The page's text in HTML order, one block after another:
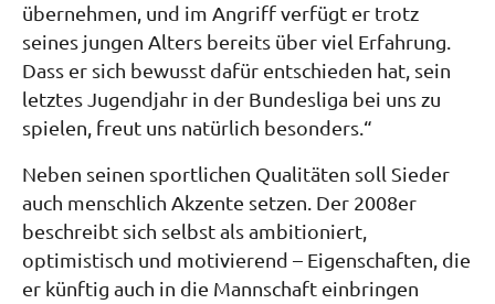
übernehmen, und im Angriff verfügt er trotz
seines jungen Alters bereits über viel Erfahrung.
Dass er sich bewusst dafür entschieden hat, sein
letztes Jugendjahr in der Bundesliga bei uns zu
spielen, freut uns natürlich besonders.“
Neben seinen sportlichen Qualitäten soll Sieder
auch menschlich Akzente setzen. Der 2008er
beschreibt sich selbst als ambitioniert,
optimistisch und motivierend – Eigenschaften, die
er künftig auch in die Mannschaft einbringen